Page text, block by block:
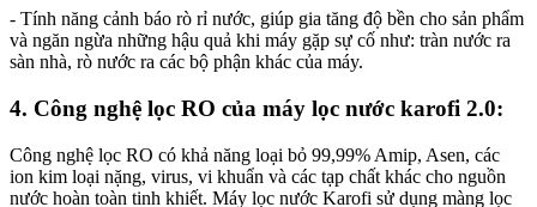
- Tính năng cảnh báo rò rỉ nước, giúp gia tăng độ bền cho sản phẩm
và ngăn ngừa những hậu quả khi máy gặp sự cố như: tràn nước ra
sàn nhà, rò nước ra các bộ phận khác của máy.
4. Công nghệ lọc RO của máy lọc nước karofi 2.0:
Công nghệ lọc RO có khả năng loại bỏ 99,99% Amip, Asen, các
ion kim loại nặng, virus, vi khuẩn và các tạp chất khác cho nguồn
nước hoàn toàn tinh khiết. Máy lọc nước Karofi sử dụng màng lọc